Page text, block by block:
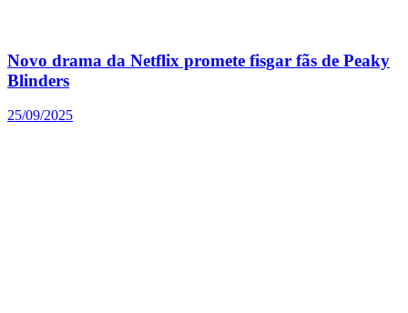
Novo drama da Netflix promete fisgar fãs de Peaky
Blinders
25/09/2025